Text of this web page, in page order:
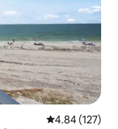
औसत रेटिंग 5 में से
4.84 (127)